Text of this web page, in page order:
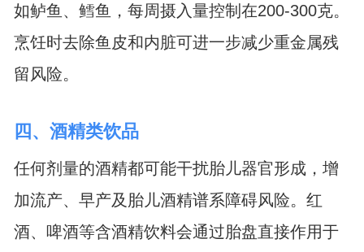
如鲈鱼、鳕鱼，每周摄入量控制在200-300克。
烹饪时去除鱼皮和内脏可进一步减少重金属残
留风险。
四、酒精类饮品
任何剂量的酒精都可能干扰胎儿器官形成，增
加流产、早产及胎儿酒精谱系障碍风险。红
酒、啤酒等含酒精饮料会通过胎盘直接作用于